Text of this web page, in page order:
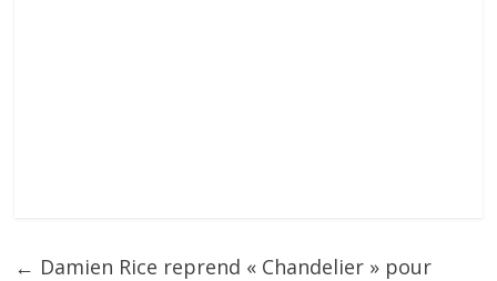
← Damien Rice reprend « Chandelier » pour